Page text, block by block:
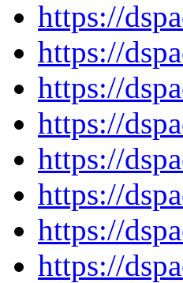
https://
https://
https://
https://
https://
https://
https://
https://